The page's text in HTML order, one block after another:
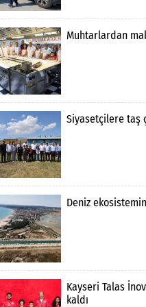
Muhtarlardan
Siyasetçilere taş
Deniz
Kayseri Talas
kaldı